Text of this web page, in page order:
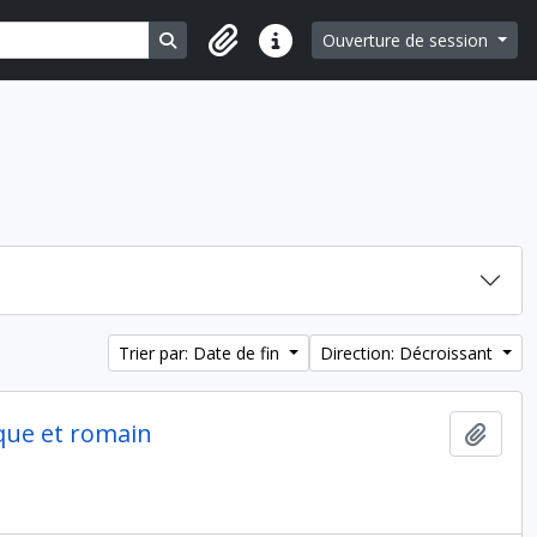
Search in browse page
Liens rapidesOuverture de session
Trier par: Date de fin Direction: Décroissant
et romain